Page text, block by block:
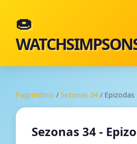
🍩
Pagrindinis / Sezonas 34 / Epizodas
Sezonas 34 -